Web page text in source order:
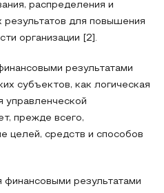
распределения и
результатов для повышения
организации [2].
результатами
субъектов, как логическая
управленческой
прежде всего,
целей, средств и способов
результатами